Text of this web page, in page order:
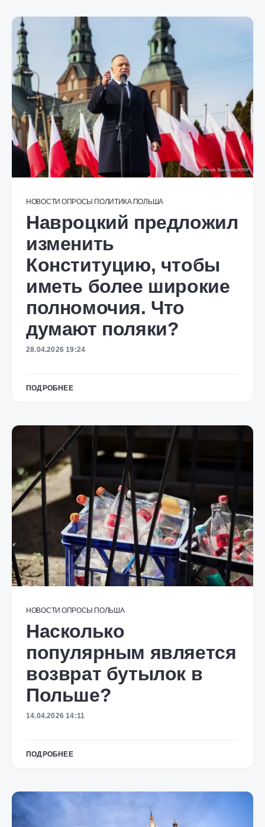
НОВОСТИ ОПРОСЫ ПОЛИТИКА ПОЛЬША
Навроцкий предложил
изменить
Конституцию, чтобы
иметь более широкие
полномочия. Что
думают поляки?
28.04.2026 19:24
ПОДРОБНЕЕ
НОВОСТИ ОПРОСЫ ПОЛЬША
Насколько
популярным является
возврат бутылок в
Польше?
14.04.2026 14:11
ПОДРОБНЕЕ